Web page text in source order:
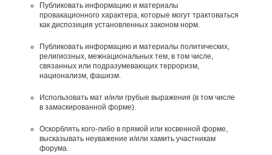
Публиковать инфоpмацию и материалы
провакационного характера, которые могут трактоваться
как диспозиция установленных законом норм.
Публиковать информацию и материалы политических,
религиозных, межнациональных тем, в том числе,
связанных или подразумевающих терроризм,
национализм, фашизм.
Использовать мат и/или грубые выражения (в том числе
в замаскированной форме).
Оскорблять кого-либо в прямой или косвенной форме,
высказывать неуважение и/или хамить участникам
форума.